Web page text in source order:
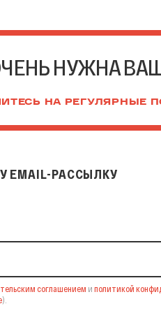
НУЖНА
НА РЕГУЛЯРНЫЕ
РАССЫЛКУ
соглашением и политикой
).